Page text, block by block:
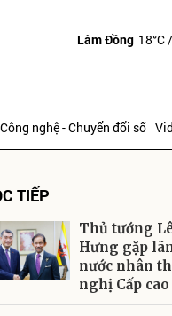
Lâm Đồng 18°C/
Công nghệ - Chuyển đổi số
TIẾP
Thủ tướng
Hưng gặp
nước nhân
nghị Cấp cao